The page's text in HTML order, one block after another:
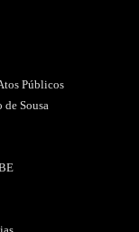
Públicos
de Sousa